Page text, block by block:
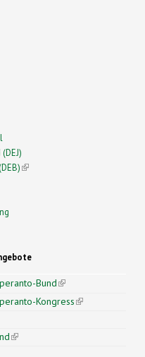
(link is external)
Bund(link is
external)
Kongress(link is
is external)
(link is external)